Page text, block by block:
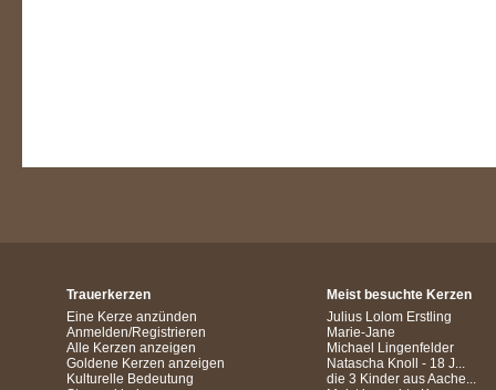
Trauerkerzen
Eine Kerze anzünden
Anmelden/Registrieren
Alle Kerzen anzeigen
Goldene Kerzen anzeigen
Kulturelle Bedeutung
Meist besuchte Kerzen
Julius Lolom Erstling
Marie-Jane
Michael Lingenfelder
Natascha Knoll - 18 J...
die 3 Kinder aus Aache...